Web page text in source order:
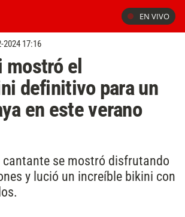
EN VIVO
2024 17:16
mostró el
definitivo para un
en este verano
cantante se mostró disfrutando
y lució un increíble bikini con